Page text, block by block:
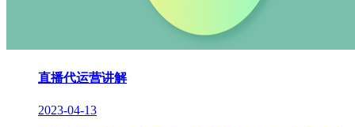
直播代运营讲解
2023-04-13